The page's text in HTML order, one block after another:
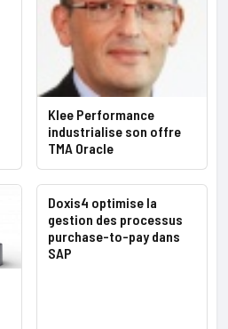
Klee Performance
industrialise son offre
TMA Oracle
Doxis4 optimise la
gestion des processus
purchase-to-pay dans
SAP